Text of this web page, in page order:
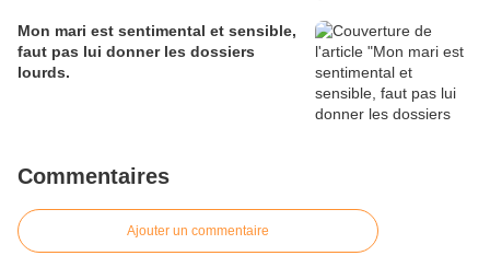
Mon mari est sentimental et sensible,
faut pas lui donner les dossiers
lourds.
Commentaires
Ajouter un commentaire